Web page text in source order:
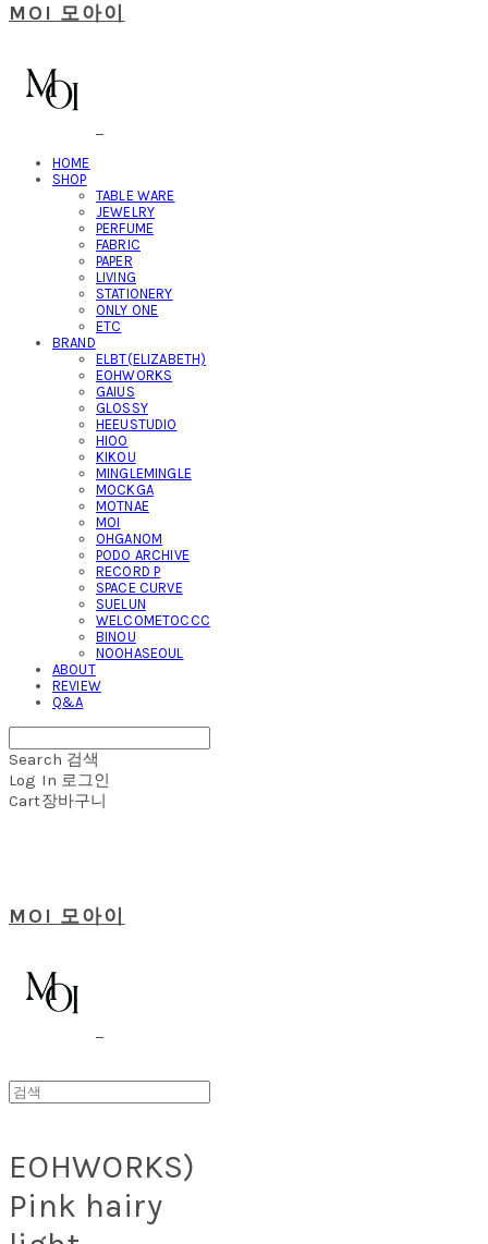
MOI 모아이
HOME
SHOP
TABLE WARE
JEWELRY
PERFUME
FABRIC
PAPER
LIVING
STATIONERY
ONLY ONE
ETC
BRAND
ELBT(ELIZABETH)
EOHWORKS
GAIUS
GLOSSY
HEEUSTUDIO
HIOO
KIKOU
MINGLEMINGLE
MOCKGA
MOTNAE
MOI
OHGANOM
PODO ARCHIVE
RECORD P
SPACE CURVE
SUELUN
WELCOMETOCCC
BINOU
NOOHASEOUL
ABOUT
REVIEW
Q&A
Search 검색
Log In 로그인
Cart장바구니
MOI 모아이
EOHWORKS)
Pink hairy